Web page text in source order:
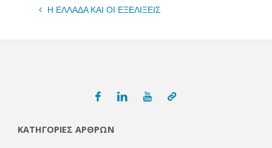
Η ΕΛΛΑΔΑ ΚΑΙ ΟΙ ΕΞΕΛΙΞΕΙΣ
ΚΑΤΗΓΟΡΙΕΣ ΑΡΘΡΩΝ